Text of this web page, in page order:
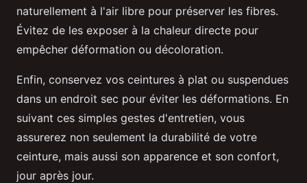
naturellement à l'air libre pour préserver les fibres.
Évitez de les exposer à la chaleur directe pour
empêcher déformation ou décoloration.
Enfin, conservez vos ceintures à plat ou suspendues
dans un endroit sec pour éviter les déformations. En
suivant ces simples gestes d'entretien, vous
assurerez non seulement la durabilité de votre
ceinture, mais aussi son apparence et son confort,
jour après jour.